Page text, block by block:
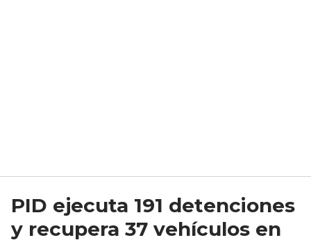
PID ejecuta 191 detenciones
y recupera 37 vehículos en